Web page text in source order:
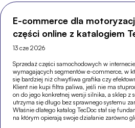
E-commerce dla
części online z katalogiem
13 cze 2026
Sprzedaż części samochodowych w
wymagających segmentów e-commerce, w
się bardziej niż chwytliwa grafika czy
Klient nie kupi filtra paliwa, jeśli nie ma
on do jego konkretnej wersji silnika, a sklep z
utrzyma się długo bez sprawnego systemu
Właśnie dlatego katalog TecDoc stał się
na którym opierają swoje działanie zarówno